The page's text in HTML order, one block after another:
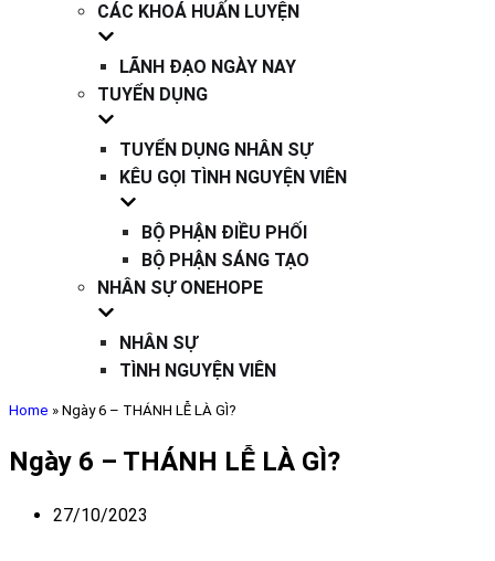
CÁC KHOÁ HUẤN LUYỆN
LÃNH ĐẠO NGÀY NAY
TUYỂN DỤNG
TUYỂN DỤNG NHÂN SỰ
KÊU GỌI TÌNH NGUYỆN VIÊN
BỘ PHẬN ĐIỀU PHỐI
BỘ PHẬN SÁNG TẠO
NHÂN SỰ ONEHOPE
NHÂN SỰ
TÌNH NGUYỆN VIÊN
Home » Ngày 6 – THÁNH LỄ LÀ GÌ?
Ngày 6 – THÁNH LỄ LÀ GÌ?
27/10/2023